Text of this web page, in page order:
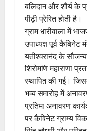
बलिदान और शौर्य के
पीढ़ी प्रेरित होती है।
ग्राम धारीवाला में
उपाध्यक्ष पूर्व कैबिनेट
यतीश्वरानंद के
शिरोमणि महाराणा
स्थापित की गई।
भव्य समारोह में
प्रतिमा अनावरण
पर कैबिनेट ग्राम्य